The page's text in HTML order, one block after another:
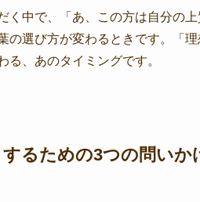
く中で、「あ、この方は自分の
の選び方が変わるときです。「
る、あのタイミングです。
るための3つの問いか